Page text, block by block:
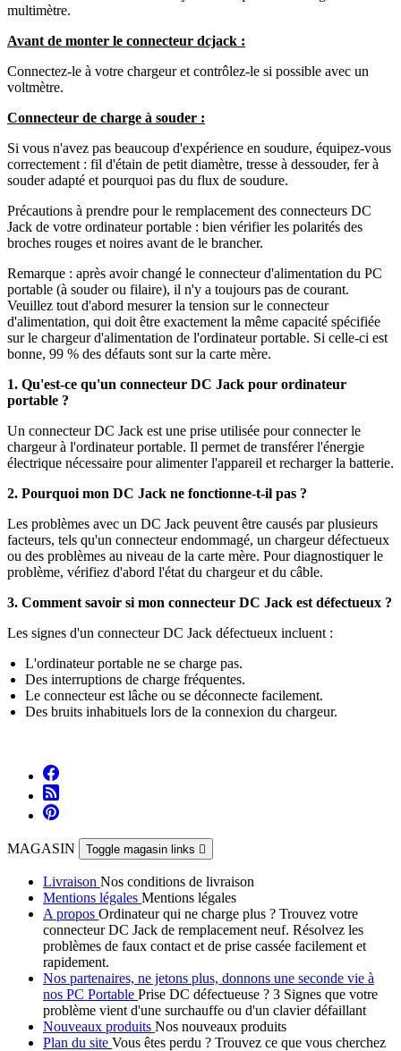
multimètre.
Avant de monter le connecteur dcjack :
Connectez-le à votre chargeur et contrôlez-le si possible avec un
voltmètre.
Connecteur de charge à souder :
Si vous n'avez pas beaucoup d'expérience en soudure, équipez-vous
correctement : fil d'étain de petit diamètre, tresse à dessouder, fer à
souder adapté et pourquoi pas du flux de soudure.
Précautions à prendre pour le remplacement des connecteurs DC
Jack de votre ordinateur portable : bien vérifier les polarités des
broches rouges et noires avant de le brancher.
Remarque : après avoir changé le connecteur d'alimentation du PC
portable (à souder ou filaire), il n'y a toujours pas de courant.
Veuillez tout d'abord mesurer la tension sur le connecteur
d'alimentation, qui doit être exactement la même capacité spécifiée
sur le chargeur d'alimentation de l'ordinateur portable. Si celle-ci est
bonne, 99 % des défauts sont sur la carte mère.
1. Qu'est-ce qu'un connecteur DC Jack pour ordinateur
portable ?
Un connecteur DC Jack est une prise utilisée pour connecter le
chargeur à l'ordinateur portable. Il permet de transférer l'énergie
électrique nécessaire pour alimenter l'appareil et recharger la batterie.
2. Pourquoi mon DC Jack ne fonctionne-t-il pas ?
Les problèmes avec un DC Jack peuvent être causés par plusieurs
facteurs, tels qu'un connecteur endommagé, un chargeur défectueux
ou des problèmes au niveau de la carte mère. Pour diagnostiquer le
problème, vérifiez d'abord l'état du chargeur et du câble.
3. Comment savoir si mon connecteur DC Jack est défectueux ?
Les signes d'un connecteur DC Jack défectueux incluent :
L'ordinateur portable ne se charge pas.
Des interruptions de charge fréquentes.
Le connecteur est lâche ou se déconnecte facilement.
Des bruits inhabituels lors de la connexion du chargeur.
MAGASIN Toggle magasin links 
Livraison Nos conditions de livraison
Mentions légales Mentions légales
A propos Ordinateur qui ne charge plus ? Trouvez votre
connecteur DC Jack de remplacement neuf. Résolvez les
problèmes de faux contact et de prise cassée facilement et
rapidement.
Nos partenaires, ne jetons plus, donnons une seconde vie à
nos PC Portable Prise DC défectueuse ? 3 Signes que votre
problème vient d'une surchauffe ou d'un clavier défaillant
Nouveaux produits Nos nouveaux produits
Plan du site Vous êtes perdu ? Trouvez ce que vous cherchez